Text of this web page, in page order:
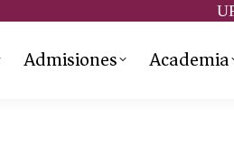
Admisiones Academia